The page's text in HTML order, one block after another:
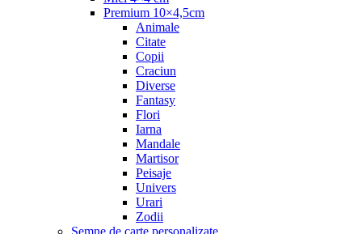
Premium 10×4,5cm
Animale
Citate
Copii
Craciun
Diverse
Fantasy
Flori
Iarna
Mandale
Martisor
Peisaje
Univers
Urari
Zodii
Semne de carte personalizate